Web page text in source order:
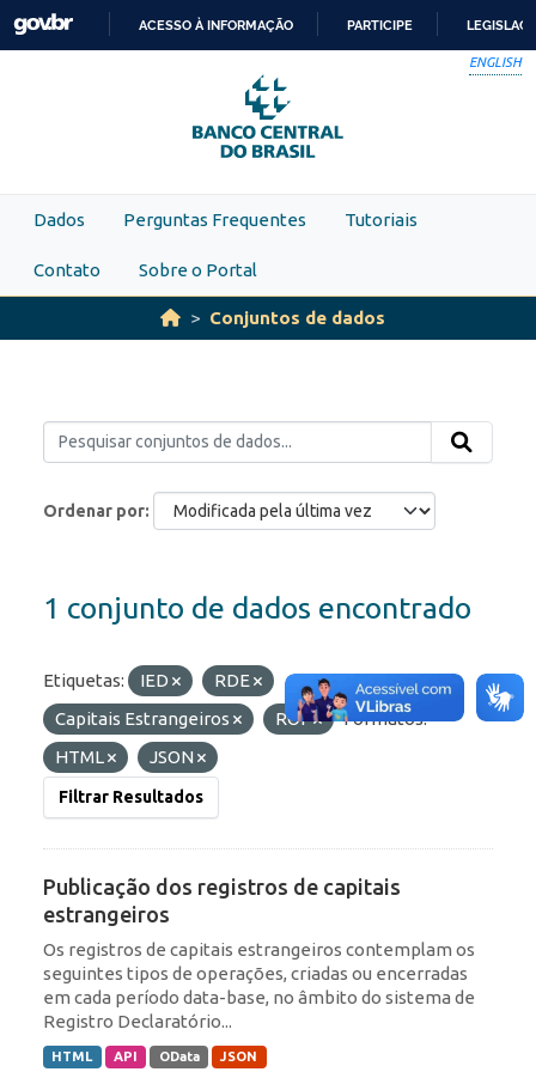
Skip to main content
PARA
O
CONTEÚDO
ACESSO À INFORMAÇÃO PARTICIPE
ENGLISH
Dados Perguntas Frequentes Tutoriais
Contato Sobre o Portal
Conjuntos de dados
Ordenar por
1 conjunto de dados encontrado
Etiquetas: IED
RDE
Capitais Estrangeiros
ROF
Formatos:
HTML
JSON
Filtrar Resultados
Publicação dos registros de capitais
estrangeiros
Os registros de capitais estrangeiros contemplam os
seguintes tipos de operações, criadas ou encerradas
em cada período data-base, no âmbito do sistema de
Registro Declaratório...
HTML API OData JSON